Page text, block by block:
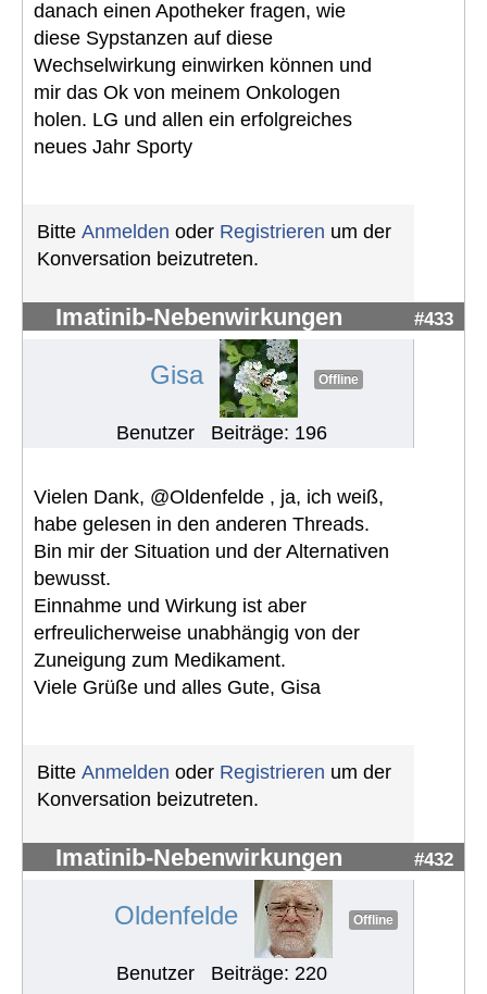
danach einen Apotheker fragen, wie
diese Sypstanzen auf diese
Wechselwirkung einwirken können und
mir das Ok von meinem Onkologen
holen. LG und allen ein erfolgreiches
neues Jahr Sporty
Bitte Anmelden oder Registrieren um der
Konversation beizutreten.
Imatinib-Nebenwirkungen #433
Gisa Offline
Benutzer Beiträge: 196
Vielen Dank, @Oldenfelde , ja, ich weiß,
habe gelesen in den anderen Threads.
Bin mir der Situation und der Alternativen
bewusst.
Einnahme und Wirkung ist aber
erfreulicherweise unabhängig von der
Zuneigung zum Medikament.
Viele Grüße und alles Gute, Gisa
Bitte Anmelden oder Registrieren um der
Konversation beizutreten.
Imatinib-Nebenwirkungen #432
Oldenfelde Offline
Benutzer Beiträge: 220